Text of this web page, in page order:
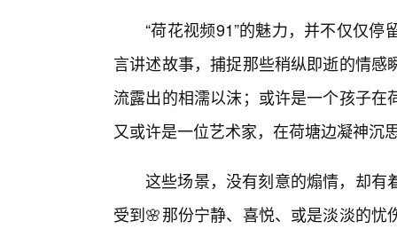
“荷花视频91”的魅力，并不仅仅
言讲述故事，捕捉那些稍纵即逝的情
流露出的相濡以沫；或许是一个孩子
又或许是一位艺术家，在荷塘边凝神沉
这些场景，没有刻意的煽情，却有
受到🌸那份宁静、喜悦、或是淡淡的